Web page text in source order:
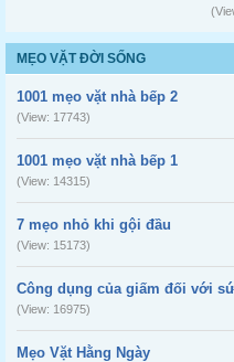
MẸO VẶT ĐỜI SỐNG
1001 mẹo vặt nhà bếp 2
(View: 17743)
1001 mẹo vặt nhà bếp 1
(View: 14315)
7 mẹo nhỏ khi gội đầu
(View: 15173)
Công dụng của giấm đối với
(View: 16975)
Mẹo Vặt Hằng Ngày